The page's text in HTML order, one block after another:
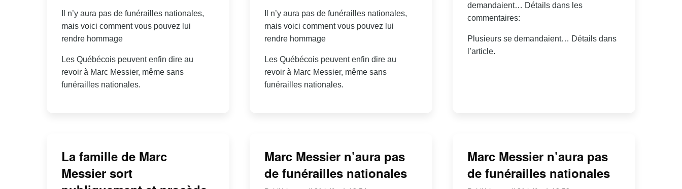
Il n’y aura pas de funérailles nationales,
mais voici comment vous pouvez lui
rendre hommage
Les Québécois peuvent enfin dire au
revoir à Marc Messier, même sans
funérailles nationales.
Il n’y aura pas de funérailles nationales,
mais voici comment vous pouvez lui
rendre hommage
Les Québécois peuvent enfin dire au
revoir à Marc Messier, même sans
funérailles nationales.
demandaient… Détails dans les
commentaires:
Plusieurs se demandaient… Détails dans
l’article.
La famille de Marc
Messier sort
Marc Messier n’aura pas
de funérailles nationales
Marc Messier n’aura pas
de funérailles nationales